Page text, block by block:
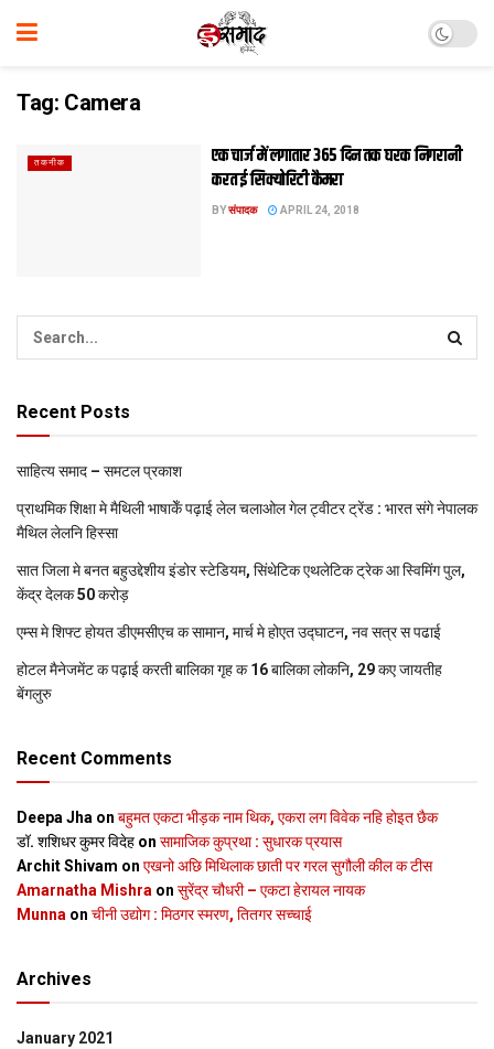
Tag: Camera
तकनीक
एक चार्ज में लगातार 365 दिन तक घरक निगरानी
करत ई सिक्योरिटी कैमरा
BYसंपादक APRIL 24, 2018
Recent Posts
साहित्य समाद – समटल प्रकाश
प्राथमिक शि‍क्षा मे मैथि‍ली भाषाकेँ पढ़ाई लेल चलाओल गेल ट्वीटर ट्रेंड : भारत संगे नेपालक
मैथिल लेलनि हिस्सा
सात जिला मे बनत बहुउद्देशीय इंडोर स्‍टेडि‍यम, सिंथेटिक एथलेटिक ट्रेक आ स्विमिंग पुल,
केंद्र देलक 50 करोड़
एम्स मे शिफ्ट होयत डीएमसीएच क सामान, मार्च मे होएत उद्घाटन, नव सत्र स पढाई
होटल मैनेजमेंट क पढ़ाई करती बालिका गृह क 16 बालिका लोकनि, 29 कए जायतीह
बेंगलुरु
Recent Comments
Deepa Jha on बहुमत एकटा भीड़क नाम थिक, एकरा लग विवेक नहि होइत छैक
डॉ. शशिधर कुमर विदेह on सामाजिक कुप्रथा : सुधारक प्रयास
Archit Shivam on एखनो अछि मिथिलाक छाती पर गरल सुगौली कील क टीस
Amarnatha Mishra on सुरेंद्र चौधरी – एकटा हेरायल नायक
Munna on चीनी उद्योग : मिठगर स्‍मरण, तितगर सच्‍चाई
Archives
January 2021